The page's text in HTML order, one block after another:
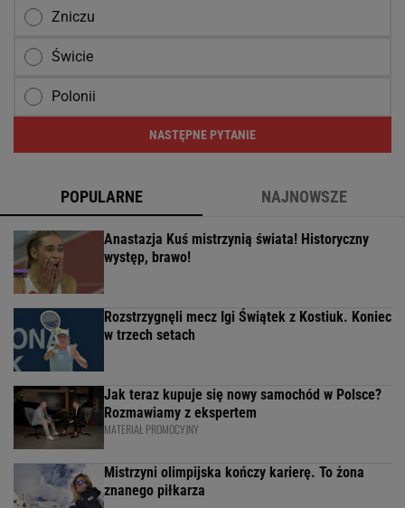
Zniczu
Świcie
Polonii
NASTĘPNE PYTANIE
POPULARNE NAJNOWSZE
Anastazja Kuś mistrzynią świata! Historyczny
występ, brawo!
Rozstrzygnęli mecz Igi Świątek z Kostiuk. Koniec
w trzech setach
Jak teraz kupuje się nowy samochód w Polsce?
Rozmawiamy z ekspertem
MATERIAŁ PROMOCYJNY
Mistrzyni olimpijska kończy karierę. To żona
znanego piłkarza